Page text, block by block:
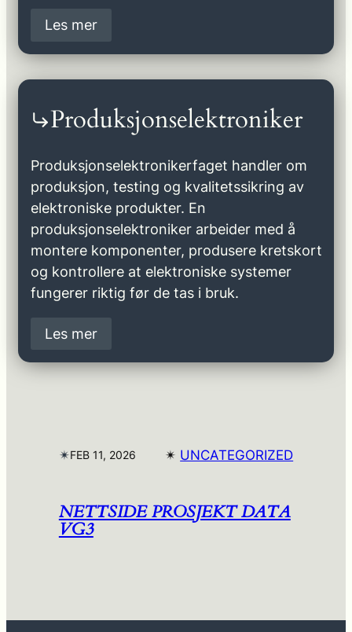
Les mer
Produksjonselektroniker
Produksjonselektronikerfaget handler om
produksjon, testing og kvalitetssikring av
elektroniske produkter. En
produksjonselektroniker arbeider med å
montere komponenter, produsere kretskort
og kontrollere at elektroniske systemer
fungerer riktig før de tas i bruk.
Les mer
✴︎FEB 11, 2026 ✴︎ UNCATEGORIZED
NETTSIDE PROSJEKT DATA
VG3